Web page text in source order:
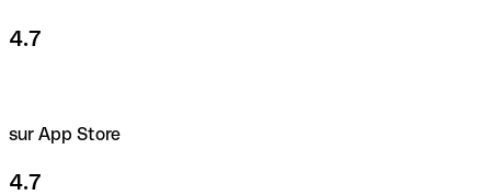
4.7
sur App Store
4.7